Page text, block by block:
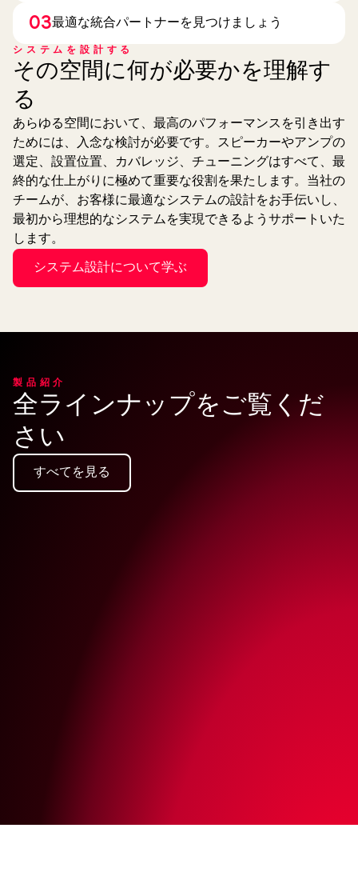
システムを設計する
その空間に何が必要かを理解す
る
あらゆる空間において、最高のパフォーマンスを引き出す
ためには、入念な検討が必要です。スピーカーやアンプの
選定、設置位置、カバレッジ、チューニングはすべて、最
終的な仕上がりに極めて重要な役割を果たします。当社の
チームが、お客様に最適なシステムの設計をお手伝いし、
最初から理想的なシステムを実現できるようサポートいた
します。
システム設計について学ぶ
03最適な統合パートナーを見つけましょう
製品紹介
全ラインナップをご覧くだ
さい
すべてを見る